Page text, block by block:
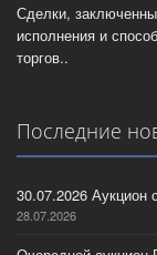
Сделки,
исполнения и
торгов..
Последние
30.07.2026 Аукцион
28.07.2026